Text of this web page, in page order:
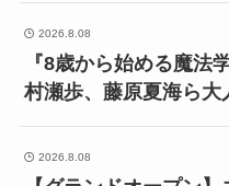
2026.8.08
『8歳から始める魔法
村瀬歩、藤原夏海ら大
2026.8.08